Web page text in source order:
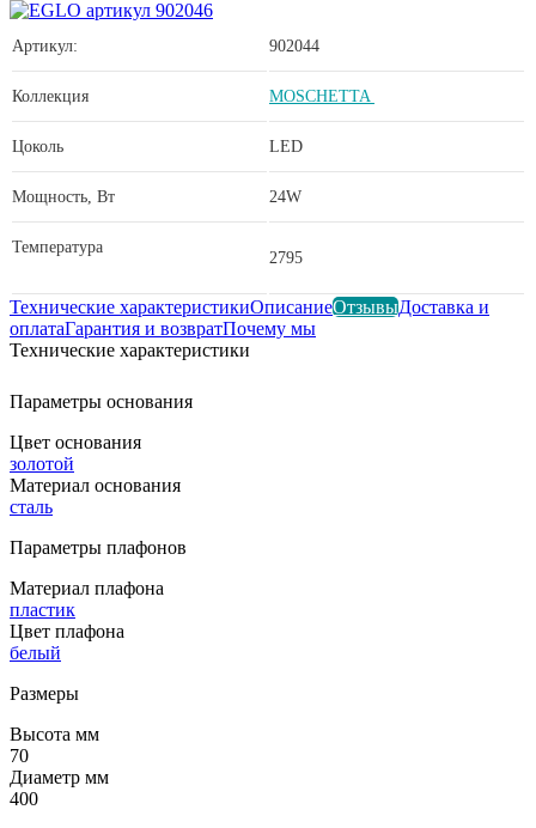
Артикул: 902044
Коллекция MOSCHETTA
Цоколь LED
Мощность, Вт 24W
Температура
2795
Технические характеристикиОписаниеОтзывыДоставка и
оплатаГарантия и возвратПочему мы
Технические характеристики
Параметры основания
Цвет основания
золотой
Материал основания
сталь
Параметры плафонов
Материал плафона
пластик
Цвет плафона
белый
Размеры
Высота мм
70
Диаметр мм
400